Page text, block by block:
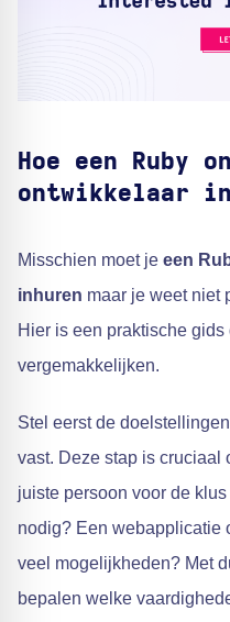
Hoe een Ruby
ontwikkelaar
Misschien moet je een
inhuren maar je weet niet
Hier is een praktische gids
vergemakkelijken.
Stel eerst de
vast. Deze stap is cruciaal
juiste persoon voor de
nodig? Een webapplicatie
veel mogelijkheden? Met
bepalen welke